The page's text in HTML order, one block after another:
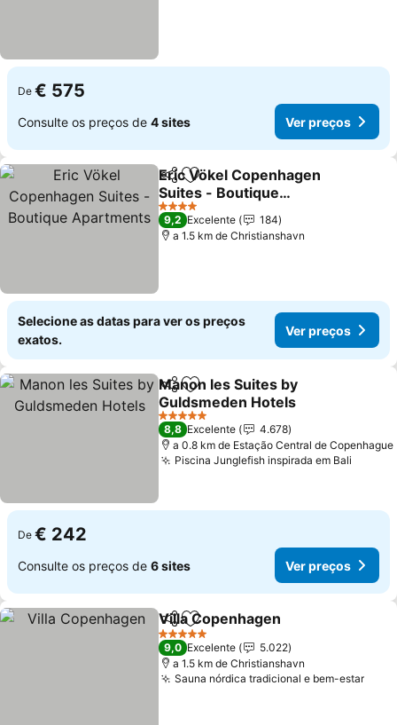
De € 575
Consulte os preços de 4 sites Ver preços
PartilharAdicionar aos favoritos
Eric Vökel Copenhagen
Suites - Boutique
Apartments
Ver preços
4 Estrelas
9,2 Excelente
184
a 1.5 km de Christianshavn
Selecione as datas para ver os preços
exatos.
Ver preços
PartilharAdicionar aos favoritos
Manon les Suites by
Guldsmeden Hotels
Ver preços
5 Estrelas
8,8 Excelente
4.678
a 0.8 km de Estação Central de Copenhague
Piscina Junglefish inspirada em Bali
De € 242
Consulte os preços de 6 sites Ver preços
PartilharAdicionar aos favoritos
Villa Copenhagen
5 Estrelas
9,0 Excelente
5.022
a 1.5 km de Christianshavn
Sauna nórdica tradicional e bem-estarVer